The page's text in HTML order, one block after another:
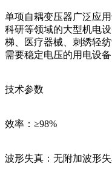
单项自耦变压器广泛应
科研等领域的大型机电
梯、医疗器械、刺绣轻
需要稳定电压的用电设备
技术参数
效率：≥98%
波形失真：无附加波形